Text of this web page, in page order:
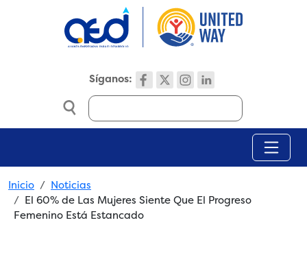
Síganos:
Search
Breadcrumb
Inicio
Noticias
El 60% de Las Mujeres Siente Que El Progreso
Femenino Está Estancado